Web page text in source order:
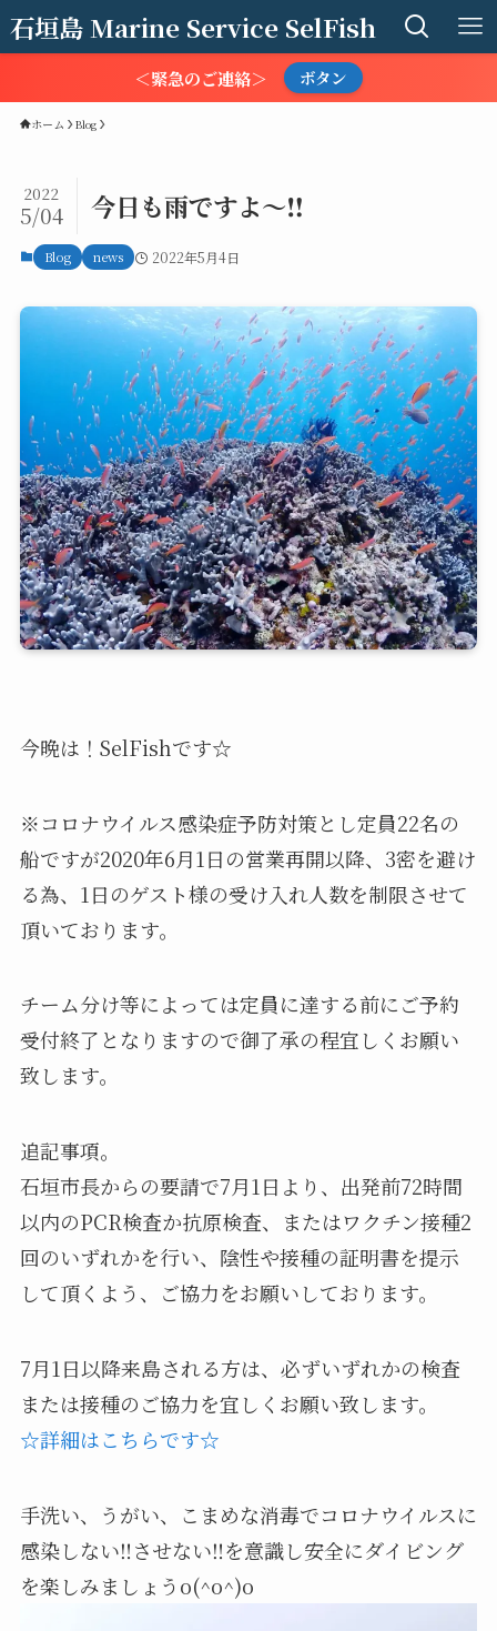
石垣島 Marine Service SelFish
＜緊急のご連絡＞ ボタン
ホーム Blog
今日も雨ですよ～‼️
2022
5/04
Blog news 2022年5月4日
今晩は！SelFishです☆
※コロナウイルス感染症予防対策とし定員22名の
船ですが2020年6月1日の営業再開以降、3密を避け
る為、1日のゲスト様の受け入れ人数を制限させて
頂いております。
チーム分け等によっては定員に達する前にご予約
受付終了となりますので御了承の程宜しくお願い
致します。
追記事項。
石垣市長からの要請で7月1日より、出発前72時間
以内のPCR検査か抗原検査、またはワクチン接種2
回のいずれかを行い、陰性や接種の証明書を提示
して頂くよう、ご協力をお願いしております。
7月1日以降来島される方は、必ずいずれかの検査
または接種のご協力を宜しくお願い致します。
☆詳細はこちらです☆
手洗い、うがい、こまめな消毒でコロナウイルスに
感染しない‼️させない‼️を意識し安全にダイビング
を楽しみましょうo(^o^)o